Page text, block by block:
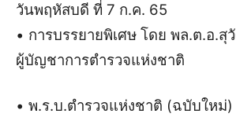
วันพฤหัสบดี ที่ 7 ก.ค. 65
• การบรรยายพิเศษ โดย พล.ต.อ.
ผู้บัญชาการตำรวจแห่งชาติ
• พ.ร.บ.ตำรวจแห่งชาติ (ฉบับใหม่)